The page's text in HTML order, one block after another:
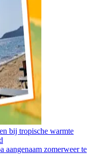
bij tropische warmte
aangenaam zomerweer te